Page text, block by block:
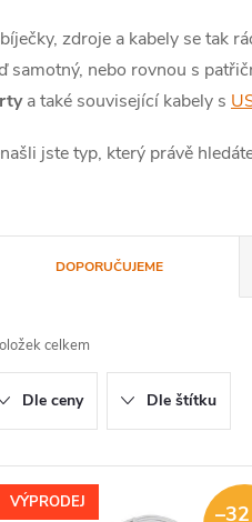
zdroje a kabely se tak
samotný, nebo rovnou s
a také související kabely s
jste typ, který právě
DOPORUČUJEME
celkem
Dle ceny Dle štítku
VÝPRODEJ